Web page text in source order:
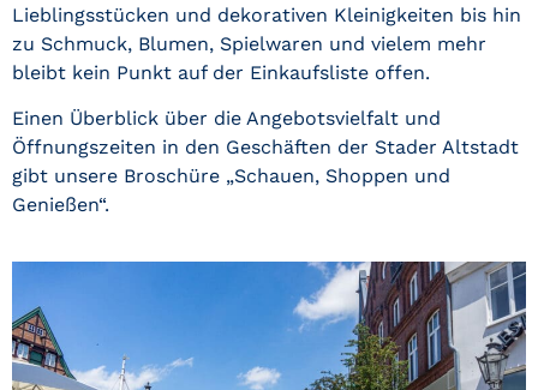
Lieblingsstücken und dekorativen Kleinigkeiten bis hin
zu Schmuck, Blumen, Spielwaren und vielem mehr
bleibt kein Punkt auf der Einkaufsliste offen.
Einen Überblick über die Angebotsvielfalt und
Öffnungszeiten in den Geschäften der Stader Altstadt
gibt unsere Broschüre „Schauen, Shoppen und
Genießen“.